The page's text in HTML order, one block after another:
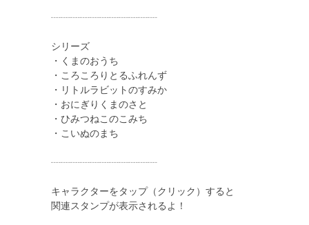
┈┈┈┈┈┈┈┈┈┈┈
シリーズ
・くまのおうち
・ころころりとるふれんず
・リトルラビットのすみか
・おにぎりくまのさと
・ひみつねこのこみち
・こいぬのまち
┈┈┈┈┈┈┈┈┈┈┈
キャラクターをタップ（クリック）すると
関連スタンプが表示されるよ！